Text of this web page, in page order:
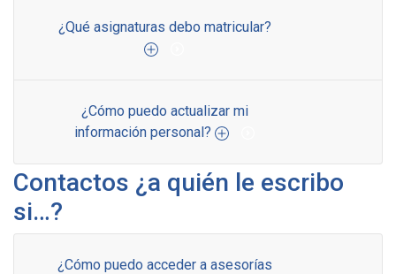
¿Qué asignaturas debo matricular?
¿Cómo puedo actualizar mi
información personal?
Contactos ¿a quién le escribo
si…?
¿Cómo puedo acceder a asesorías